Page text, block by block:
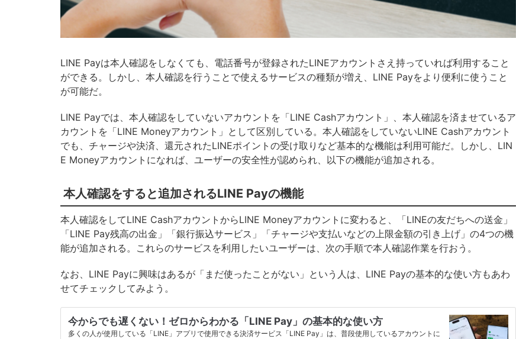
LINE Payは本人確認をしなくても、電話番号が登録されたLINEアカウントさえ持っていれば利用すること
ができる。しかし、本人確認を行うことで使えるサービスの種類が増え、LINE Payをより便利に使うこと
が可能だ。
LINE Payでは、本人確認をしていないアカウントを「LINE Cashアカウント」、本人確認を済ませているア
カウントを「LINE Moneyアカウント」として区別している。本人確認をしていないLINE Cashアカウント
でも、チャージや決済、還元されたLINEポイントの受け取りなど基本的な機能は利用可能だ。しかし、LIN
E Moneyアカウントになれば、ユーザーの安全性が認められ、以下の機能が追加される。
本人確認をすると追加されるLINE Payの機能
本人確認をしてLINE CashアカウントからLINE Moneyアカウントに変わると、「LINEの友だちへの送金」
「LINE Pay残高の出金」「銀行振込サービス」「チャージや支払いなどの上限金額の引き上げ」の4つの機
能が追加される。これらのサービスを利用したいユーザーは、次の手順で本人確認作業を行おう。
なお、LINE Payに興味はあるが「まだ使ったことがない」という人は、LINE Payの基本的な使い方もあわ
せてチェックしてみよう。
今からでも遅くない！ゼロからわかる「LINE Pay」の基本的な使い方
多くの人が使用している「LINE」アプリで使用できる決済サービス「LINE Pay」は、普段使用しているアカウントに